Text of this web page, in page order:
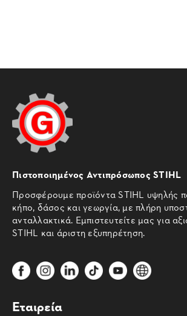
Πιστοποιημένος Αντιπρόσωπος STIHL
Προσφέρουμε προϊόντα STIHL υψηλής
κήπο, δάσος και γεωργία, με πλήρη
ανταλλακτικά. Εμπιστευτείτε μας για
STIHL και άριστη εξυπηρέτηση.
Εταιρεία